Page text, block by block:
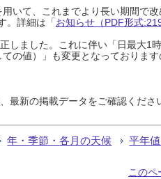
いて、これまでより長い期間で
。詳細は「お知らせ（PDF形式
しました。これに伴い「日最大1
の値）」も変更となっておりま
最新の掲載データをご確認くださ
年・季節・各月の天候 平年
このペ